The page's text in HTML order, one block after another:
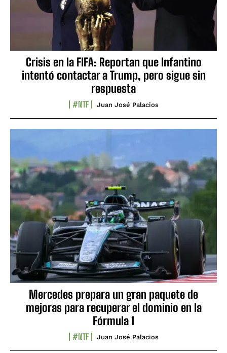
Crisis en la FIFA: Reportan que Infantino
intentó contactar a Trump, pero sigue sin
respuesta
#NTF Juan José Palacios
Mercedes prepara un gran paquete de
mejoras para recuperar el dominio en la
Fórmula 1
#NTF Juan José Palacios